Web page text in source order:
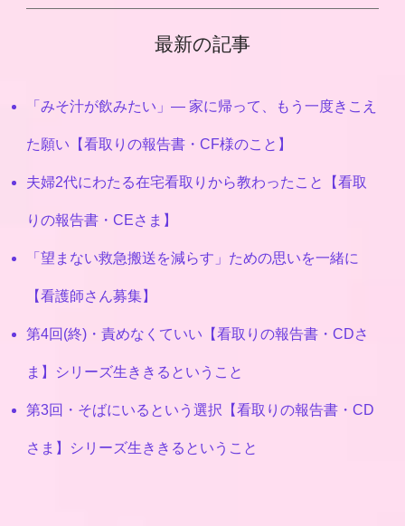
最新の記事
「みそ汁が飲みたい」― 家に帰って、もう一度きこえ
た願い【看取りの報告書・CF様のこと】
夫婦2代にわたる在宅看取りから教わったこと【看取
りの報告書・CEさま】
「望まない救急搬送を減らす」ための思いを一緒に
【看護師さん募集】
第4回(終)・責めなくていい【看取りの報告書・CDさ
ま】シリーズ生ききるということ
第3回・そばにいるという選択【看取りの報告書・CD
さま】シリーズ生ききるということ